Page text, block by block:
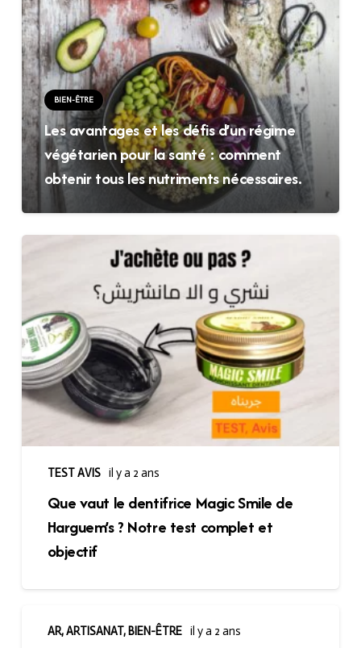
BIEN-ÊTRE
Les avantages et les défis d’un régime
végétarien pour la santé : comment
obtenir tous les nutriments nécessaires.
TEST AVIS il y a 2 ans
Que vaut le dentifrice Magic Smile de
Harguem’s ? Notre test complet et
objectif
AR,ARTISANAT, BIEN-ÊTRE il y a 2 ans